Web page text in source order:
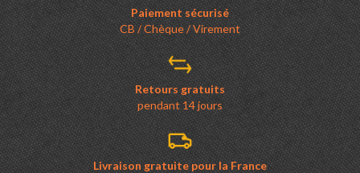
Paiement sécurisé
CB / Chèque / Virement
Retours gratuits
pendant 14 jours
Livraison gratuite pour la France